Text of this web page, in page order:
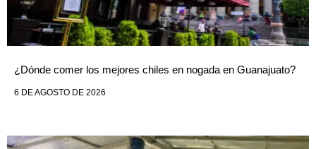
¿Dónde comer los mejores chiles en nogada en Guanajuato?
6 DE AGOSTO DE 2026